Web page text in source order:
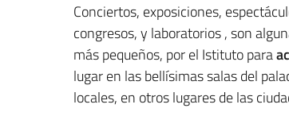
Conciertos, exposiciones,
congresos, y laboratorios , son
más pequeños, por el Istituto para
lugar en las bellísimas salas del
locales, en otros lugares de las